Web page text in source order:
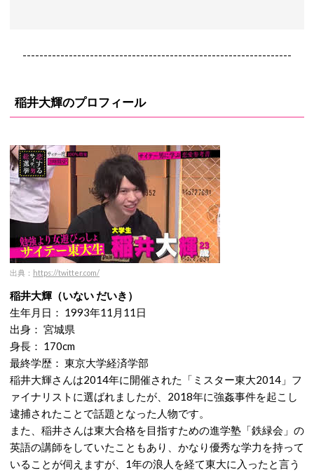
----------------------------------------------------------------
稲井大輝のプロフィール
出典： https://twitter.com/
稲井大輝（いない だいき）
生年月日： 1993年11月11日
出身： 宮城県
身長： 170cm
最終学歴： 東京大学経済学部
稲井大輝さんは2014年に開催された「ミスター東大2014」フ
ァイナリストに選ばれましたが、2018年に強姦事件を起こし
逮捕されたことで話題となった人物です。
また、稲井さんは東大合格を目指すための進学塾「鉄緑会」の
英語の講師をしていたこともあり、かなり優秀な学力を持って
いることが伺えますが、1年の浪人を経て東大に入ったと言う